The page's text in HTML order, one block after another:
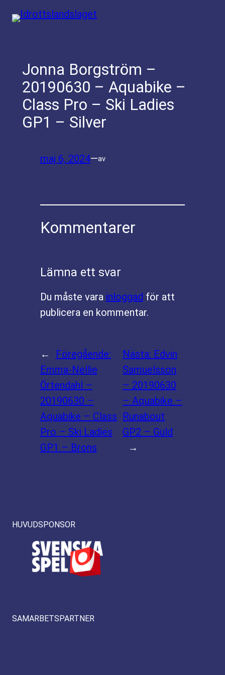
Hoppa
Jonna Borgström –
20190630 – Aquabike –
Class Pro – Ski Ladies
GP1 – Silver
maj 6, 2024—av
Kommentarer
Lämna ett svar
Du måste vara inloggad för att
publicera en kommentar.
←
Föregående:
Emma-Nellie
Örtendahl –
20190630 –
Aquabike – Class
Pro – Ski Ladies
GP1 – Brons
Nästa: Edvin
Samuelsson
– 20190630
– Aquabike –
Runabout
GP2 – Guld
→
HUVUDSPONSOR
SAMARBETSPARTNER